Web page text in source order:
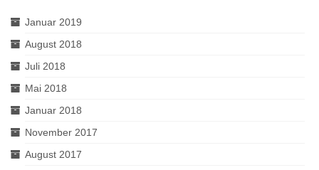
Januar 2019
August 2018
Juli 2018
Mai 2018
Januar 2018
November 2017
August 2017